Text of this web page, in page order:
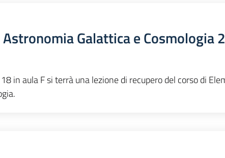
Galattica e Cosmologia
in aula F si terrà una lezione di recupero del corso di